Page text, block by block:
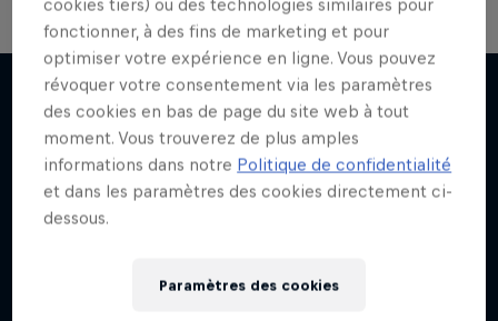
J'en veux encore !
cookies tiers) ou des technologies similaires pour
fonctionner, à des fins de marketing et pour
optimiser votre expérience en ligne. Vous pouvez
révoquer votre consentement via les paramètres
des cookies en bas de page du site web à tout
moment. Vous trouverez de plus amples
informations dans notre Politique de confidentialité
et dans les paramètres des cookies directement ci-
dessous.
Paramètres des cookies